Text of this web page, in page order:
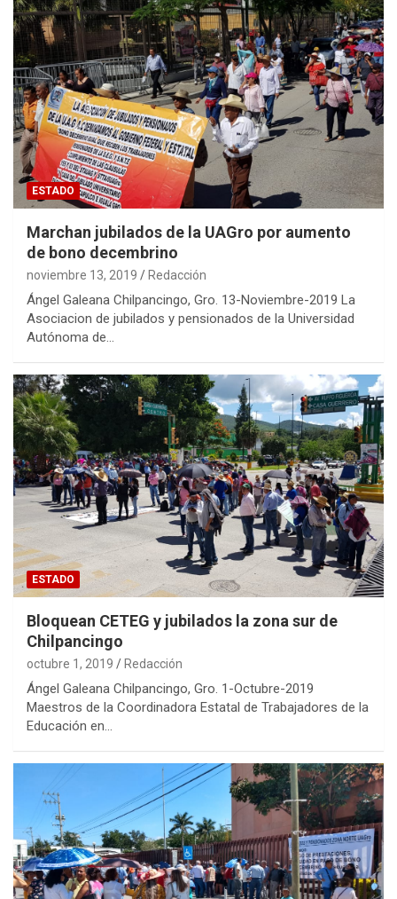
ESTADO
Marchan jubilados de la UAGro por aumento
de bono decembrino
noviembre 13, 2019 Redacción
Ángel Galeana Chilpancingo, Gro. 13-Noviembre-2019 La
Asociacion de jubilados y pensionados de la Universidad
Autónoma de…
ESTADO
Bloquean CETEG y jubilados la zona sur de
Chilpancingo
octubre 1, 2019 Redacción
Ángel Galeana Chilpancingo, Gro. 1-Octubre-2019
Maestros de la Coordinadora Estatal de Trabajadores de la
Educación en…